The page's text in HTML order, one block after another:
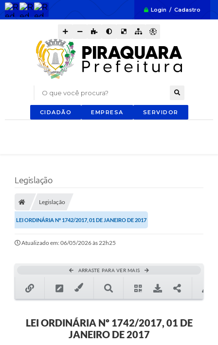
Login / Cadastro
O que você procura?
CIDADÃO EMPRESA SERVIDOR
Legislação
Legislação
LEI ORDINÁRIA Nº 1742/2017, 01 DE JANEIRO DE 2017
Atualizado em: 06/05/2026 às 22h25
ARRASTE PARA VER MAIS
LEI ORDINÁRIA Nº 1742/2017, 01 DE
JANEIRO DE 2017